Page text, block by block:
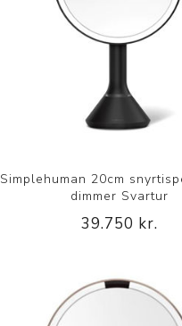
Gigtarvörur
Hita- og kælimeðferð
Jógavörur
Réttstöðubelti
Íþrótta- og Kinesioteip
Simplehuman 20cm
dimmer Svartur
39.750 kr.